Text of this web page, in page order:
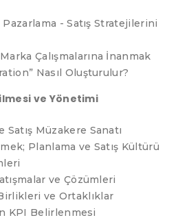
- Satış Stratejilerini
Çalışmalarına İnanmak
Nasıl Oluşturulur?
ve Yönetimi
Satış Müzakere Sanatı
Planlama ve Satış Kültürü
ve Çözümleri
ve Ortaklıklar
KPI Belirlenmesi